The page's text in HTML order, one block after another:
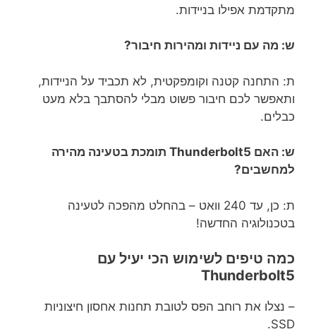
מתקדמת אפילו בניידות.
ש: מה עם ניידות ומהירות חיבור?
ת: התחנה קטנה וקומפקטית, לא תכביד על הניידות,
ותאפשר לכם חיבור פשוט מבלי להסתבך בלא מעט
כבלים.
ש: האם Thunderbolt5 תומכת בטעינה מהירה
למחשבים?
ת: כן, עד 240 וואט – בהחלט מהפכה לטעינה
בטכנולוגיה החדשה!
כמה טיפים לשימוש הכי יעיל עם
Thunderbolt5
– נצלו את רוחב הפס לטובת תחנות אחסון חיצוניות
SSD.